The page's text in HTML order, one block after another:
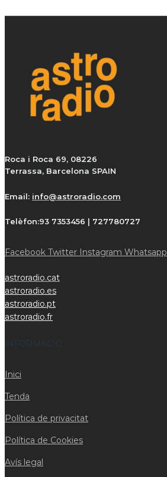
Roca i Roca 69, 08226
Terrassa, Barcelona SPAIN
Email: info@astroradio.com
Telèfon:93 7353456 | 727780727
Facebook Twitter Instagram Whatsapp
astroradio.cat
astroradio.es
astroradio.pt
astroradio.fr
iNFORMACIÓ
Inici
Tenda
Política de privacitat
Política de Cookies
Avís legal